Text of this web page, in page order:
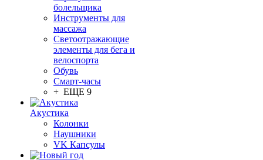
болельщика
Инструменты для
массажа
Светоотражающие
элементы для бега и
велоспорта
Обувь
Смарт-часы
+ ЕЩЕ 9
Акустика
Колонки
Наушники
VK Капсулы